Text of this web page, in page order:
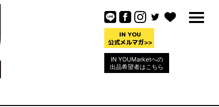
IN YOUMarketへの
出品希望者はこちら